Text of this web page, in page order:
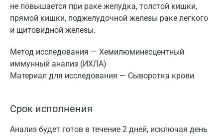
не повышается при раке желудка, толстой кишки,
прямой кишки, поджелудочной железы раке легкого
и щитовидной железы.
Метод исследования — Хемилюминесцентный
иммунный анализ (ИХЛА)
Материал для исследования — Сыворотка крови
Срок исполнения
Анализ будет готов в течение 2 дней, исключая день